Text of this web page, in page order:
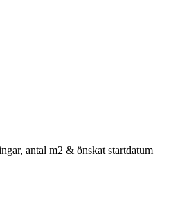
antal m2 & önskat startdatum